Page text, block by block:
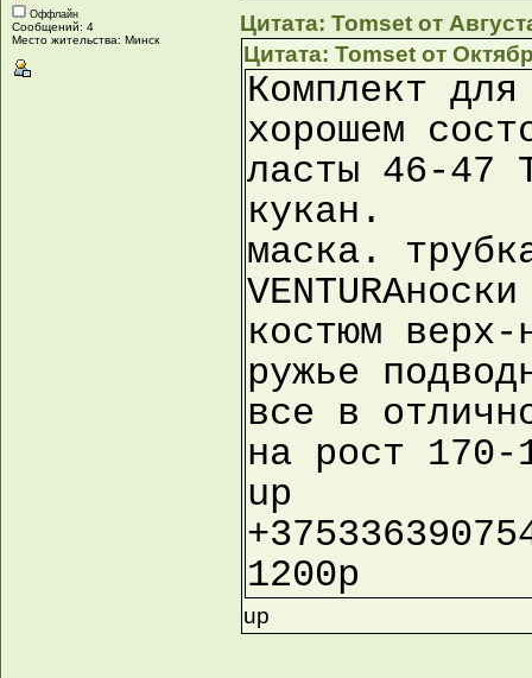
Оффлайн
Сообщений: 4
Место жительства: Минск
Цитата: Tomset от
Цитата: Tomset от
Комплект
хорошем
ласты 46-47
кукан.
маска.
костюм
ружье
все в
на рост 170-
up
1200р
up